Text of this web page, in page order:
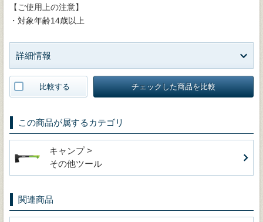
【ご使用上の注意】
・対象年齢14歳以上
詳細情報
比較する チェックした商品を比較
この商品が属するカテゴリ
キャンプ >
その他ツール
関連商品